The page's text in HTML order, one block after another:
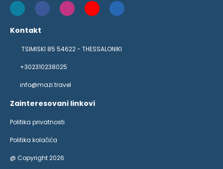
Kontakt
TSIMISKI 85 54622 - THESSALONIKI
+302310238025
info@mazi.travel
Zainteresovani linkovi
Politika privatnosti
Politika kolačića
@ Copyright 2026